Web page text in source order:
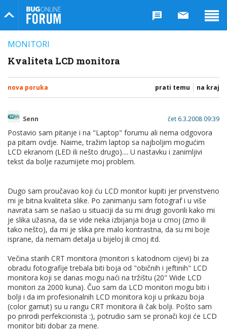
Bug Online Forum
MONITORI
Kvaliteta LCD monitora
nova poruka prati temu na kraj
Senn čet 6.3.2008 09:39
Postavio sam pitanje i na "Laptop" forumu ali nema odgovora
pa pitam ovdje. Naime, tražim laptop sa najboljim mogućim
LCD ekranom (LED ili nešto drugo).... U nastavku i zanimljivi
tekst da bolje razumijete moj problem.
Dugo sam proučavao koji ću LCD monitor kupiti jer prvenstveno
mi je bitna kvaliteta slike. Po zanimanju sam fotograf i u više
navrata sam se našao u situaciji da su mi drugi govorili kako mi
je slika užasna, da se vide neka izbijanja boja u crnoj (zrno ili
tako nešto), da mi je slika pre malo kontrastna, da su mi boje
isprane, da nemam detalja u bijeloj ili crnoj itd.
Večina starih CRT monitora (monitori s katodnom cijevi) bi za
obradu fotografije trebala biti boja od "običnih i jeftinih" LCD
monitora koji se danas mogu naći na tržištu (20" Wide LCD
monitori za 2000 kuna). Čuo sam da LCD monitori mogu biti i
bolji i da im profesionalnih LCD monitora koji u prikazu boja
(color gamut) su u rangu CRT monitora ili čak bolji. Pošto sam
po prirodi perfekcionista :), potrudio sam se pronači koji će LCD
monitor biti dobar za mene.